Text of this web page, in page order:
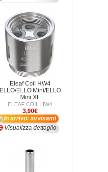
Eleaf Coil HW4
ELLO/ELLO Mini/ELLO
Mini XL
ELEAF COIL HW4
3,90€
In arrivo: avvisami
Visualizza dettaglio